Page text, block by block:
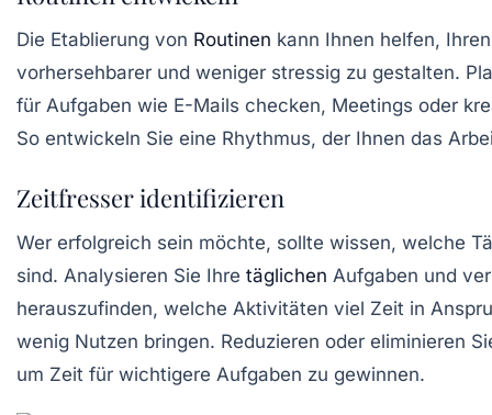
Die Etablierung von Routinen kann Ihnen helfen,
vorhersehbarer und weniger stressig zu gestalten.
für Aufgaben wie E-Mails checken, Meetings oder
So entwickeln Sie eine Rhythmus, der Ihnen das
Zeitfresser identifizieren
Wer erfolgreich sein möchte, sollte wissen, welche
sind. Analysieren Sie Ihre täglichen Aufgaben und
herauszufinden, welche Aktivitäten viel Zeit in
wenig Nutzen bringen. Reduzieren oder eliminieren
um Zeit für wichtigere Aufgaben zu gewinnen.